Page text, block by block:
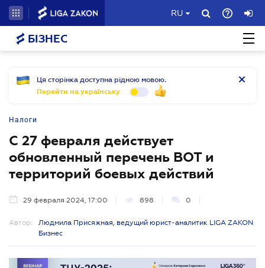
RU
БІЗНЕС
Ця сторінка доступна рідною мовою.
Перейти на українську
Налоги
С 27 февраля действует
обновленный перечень ВОТ и
территорий боевых действий
29 февраля 2024, 17:00 898 0
Автор:
Людмила Присяжная, ведущий юрист-аналитик LIGA ZAKON
Бизнес